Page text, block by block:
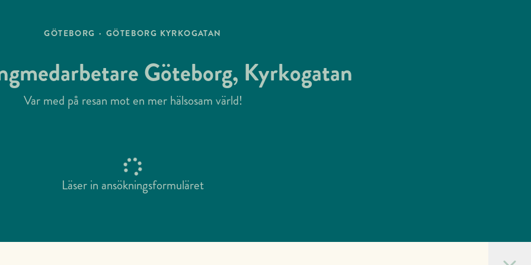
GÖTEBORG · GÖTEBORG KYRKOGATAN
Göteborg, Kyrkogatan
Var med på resan mot en mer hälsosam värld!
Läser in ansökningsformuläret